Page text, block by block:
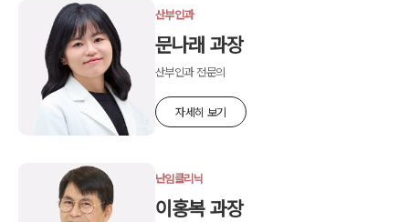
산부인과
문나래 과장
산부인과 전문의
자세히 보기
난임클리닉
이홍복 과장